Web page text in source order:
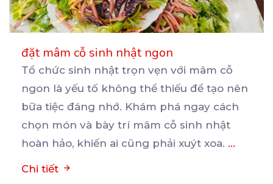
đặt mâm cỗ sinh nhật ngon
Tổ chức sinh nhật trọn vẹn với mâm cỗ
ngon là yếu tố không thể thiếu để tạo nên
bữa tiệc đáng nhớ. Khám phá ngay cách
chọn món và bày trí mâm cỗ sinh nhật
hoàn hảo, khiến ai cũng phải xuýt xoa. ...
Chi tiết